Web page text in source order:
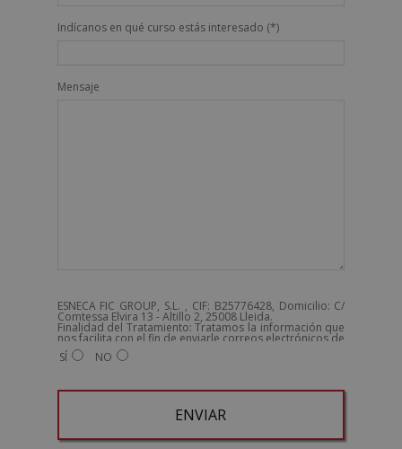
Indícanos en qué curso estás interesado (*)
Mensaje
ESNECA FIC GROUP, S.L. , CIF: B25776428, Domicilio: C/
Comtessa Elvira 13 - Altillo 2, 25008 Lleida.
Finalidad del Tratamiento: Tratamos la información que
nos facilita con el fin de enviarle correos electrónicos de
tipo comercial relacionado con los productos ofrecidos
y otros tipo de productos que fueran de su interés.
Derechos: Puede ejercitar sus derechos identificándose
admin@grupoesneca.com.
Para más información consulte nuestra Política de
Privacidad.
SÍ NO